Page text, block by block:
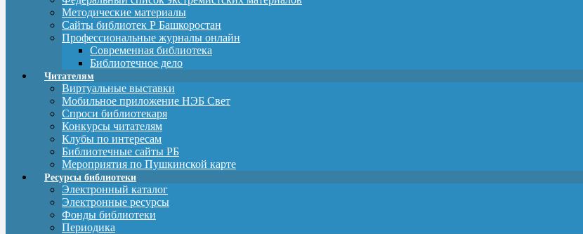
Методические материалы
Сайты библиотек Р Башкоростан
Профессиональные журналы онлайн
Современная библиотека
Библиотечное дело
Читателям
Виртуальные выставки
Мобильное приложение НЭБ Свет
Спроси библиотекаря
Конкурсы читателям
Клубы по интересам
Библиотечные сайты РБ
Мероприятия по Пушкинской карте
Ресурсы библиотеки
Электронный каталог
Электронные ресурсы
Фонды библиотеки
Периодика